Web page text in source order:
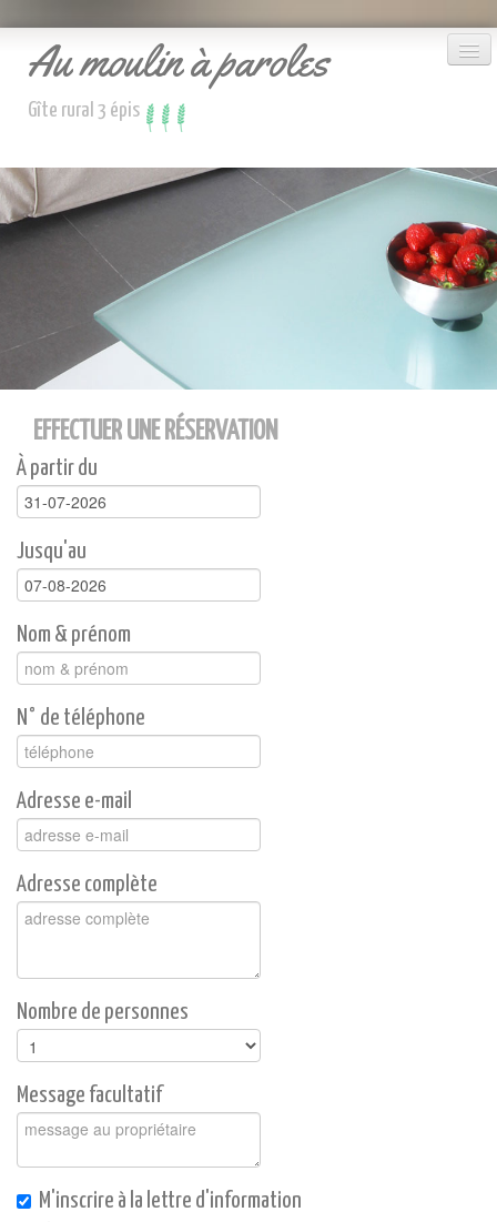
Au moulin à paroles
Gîte rural 3 épis
Le gîte
Accueil
Nous contacter
EFFECTUER UNE RÉSERVATION
À partir du
Jusqu'au
Nom & prénom
N° de téléphone
Adresse e-mail
Adresse complète
Nombre de personnes
Message facultatif
M'inscrire à la lettre d'information